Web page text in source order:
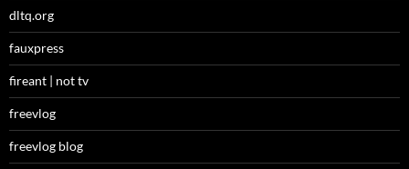
dltq.org
fauxpress
fireant | not tv
freevlog
freevlog blog